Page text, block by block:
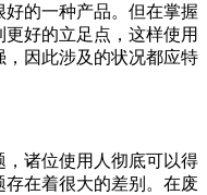
好的一种产品。但在掌握
好的立足点，这样使用
因此涉及的状况都应特
诸位使用人彻底可以得
在着很大的差别。在废